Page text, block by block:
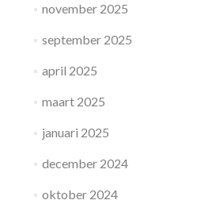
november 2025
september 2025
april 2025
maart 2025
januari 2025
december 2024
oktober 2024